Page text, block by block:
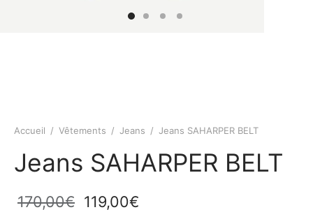
Accueil / Vêtements / Jeans / Jeans SAHARPER BELT
Jeans SAHARPER BELT
170,00€
Le prix
119,00€